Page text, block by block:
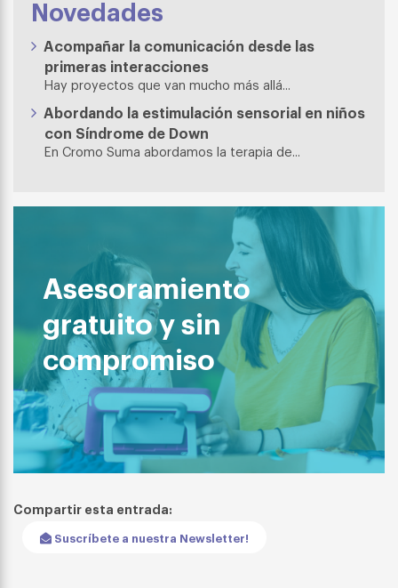
Novedades
Acompañar la comunicación desde las
primeras interacciones
Hay proyectos que van mucho más allá...
Abordando la estimulación sensorial en niños
con Síndrome de Down
En Cromo Suma abordamos la terapia de...
Asesoramiento
gratuito y sin
compromiso
Compartir esta entrada:
Suscríbete a nuestra Newsletter!